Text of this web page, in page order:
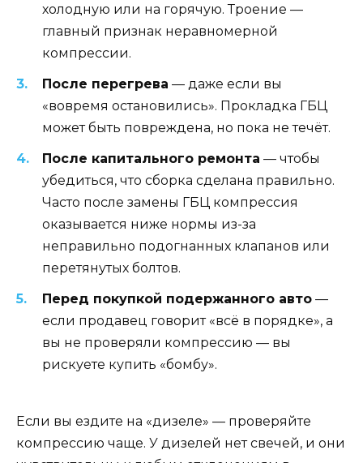
холодную или на горячую. Троение —
главный признак неравномерной
компрессии.
После перегрева — даже если вы
«вовремя остановились». Прокладка ГБЦ
может быть повреждена, но пока не течёт.
После капитального ремонта — чтобы
убедиться, что сборка сделана правильно.
Часто после замены ГБЦ компрессия
оказывается ниже нормы из-за
неправильно подогнанных клапанов или
перетянутых болтов.
Перед покупкой подержанного авто —
если продавец говорит «всё в порядке», а
вы не проверяли компрессию — вы
рискуете купить «бомбу».
Если вы ездите на «дизеле» — проверяйте
компрессию чаще. У дизелей нет свечей, и они